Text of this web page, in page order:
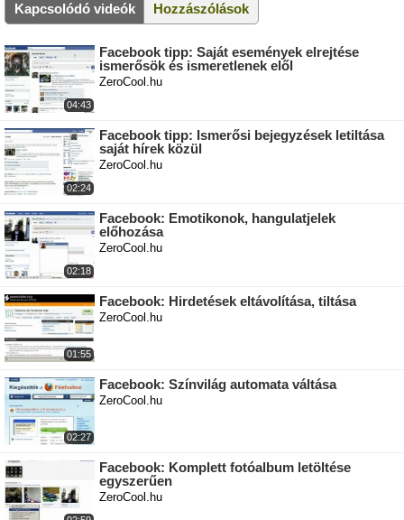
Kapcsolódó videók Hozzászólások
04:43
Facebook tipp: Saját események elrejtése
ismerősök és ismeretlenek elől
ZeroCool.hu
02:24
Facebook tipp: Ismerősi bejegyzések letiltása
saját hírek közül
ZeroCool.hu
02:18
Facebook: Emotikonok, hangulatjelek
előhozása
ZeroCool.hu
01:55
Facebook: Hirdetések eltávolítása, tiltása
ZeroCool.hu
02:27
Facebook: Színvilág automata váltása
ZeroCool.hu
Facebook: Komplett fotóalbum letöltése
egyszerűen
ZeroCool.hu